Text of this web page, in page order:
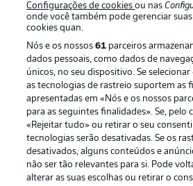
Login
Football as it’s
Configurações de cookiesou nas
onde você também pode gerenciar
cookies quan.
Nós e os nossos61 parceiros
dados pessoais, como dados de
únicos, no seu dispositivo. Se
as tecnologias de rastreio suportem as
apresentadas em «Nós e os nossos
para as seguintes finalidades». Se, pelo
«Rejeitar tudo» ou retirar o seu
tecnologias serão desativadas. Se os
desativados, alguns conteúdos e
não ser tão relevantes para si. Pode
alterar as suas escolhas ou retirar o